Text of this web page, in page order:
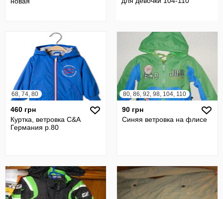
68, 74, 80
460 грн
Куртка, ветровка C&A
Германия р.80
80, 86, 92, 98, 104, 110
90 грн
Синяя ветровка на флисе